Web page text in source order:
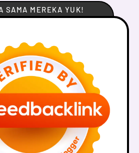
SAMA MEREKA YUK!